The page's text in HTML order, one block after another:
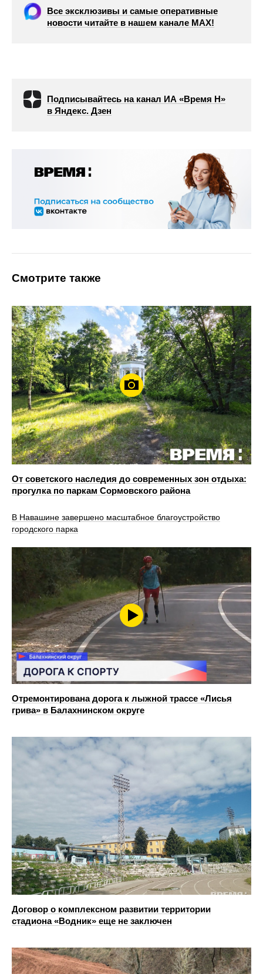
Все эксклюзивы и самые оперативные
новости читайте в нашем канале МАХ!
Подписывайтесь на канал ИА «Время Н»
в Яндекс. Дзен
Смотрите также
От советского наследия до современных зон отдыха:
прогулка по паркам Сормовского района
В Навашине завершено масштабное благоустройство
городского парка
Отремонтирована дорога к лыжной трассе «Лисья
грива» в Балахнинском округе
Договор о комплексном развитии территории
стадиона «Водник» еще не заключен